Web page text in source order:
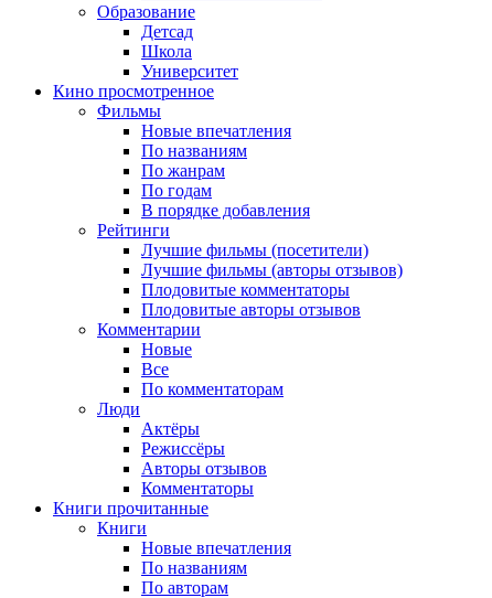
Образование
Детсад
Школа
Университет
Кино просмотренное
Фильмы
Новые впечатления
По названиям
По жанрам
По годам
В порядке добавления
Рейтинги
Лучшие фильмы (посетители)
Лучшие фильмы (авторы отзывов)
Плодовитые комментаторы
Плодовитые авторы отзывов
Комментарии
Новые
Все
По комментаторам
Люди
Актёры
Режиссёры
Авторы отзывов
Комментаторы
Книги прочитанные
Книги
Новые впечатления
По названиям
По авторам